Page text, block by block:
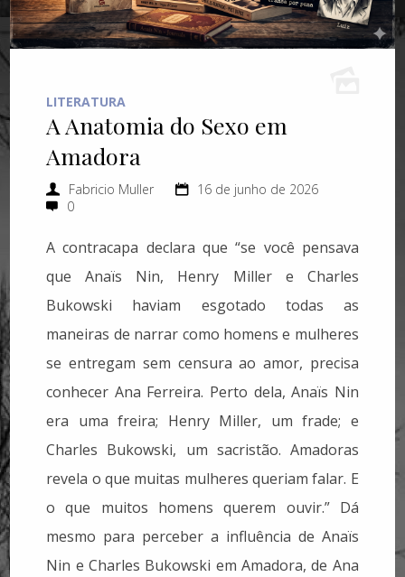
LITERATURA
A Anatomia do Sexo em
Amadora
Fabricio Muller
16 de junho de 2026
0
A contracapa declara que “se você pensava
que Anaïs Nin, Henry Miller e Charles
Bukowski haviam esgotado todas as
maneiras de narrar como homens e mulheres
se entregam sem censura ao amor, precisa
conhecer Ana Ferreira. Perto dela, Anaïs Nin
era uma freira; Henry Miller, um frade; e
Charles Bukowski, um sacristão. Amadoras
revela o que muitas mulheres queriam falar. E
o que muitos homens querem ouvir.” Dá
mesmo para perceber a influência de Anaïs
Nin e Charles Bukowski em Amadora, de Ana